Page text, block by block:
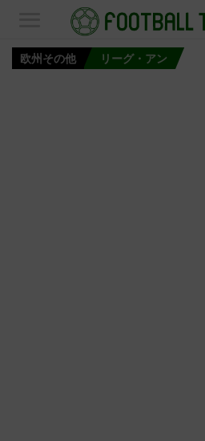
欧州その他 リーグ・アン